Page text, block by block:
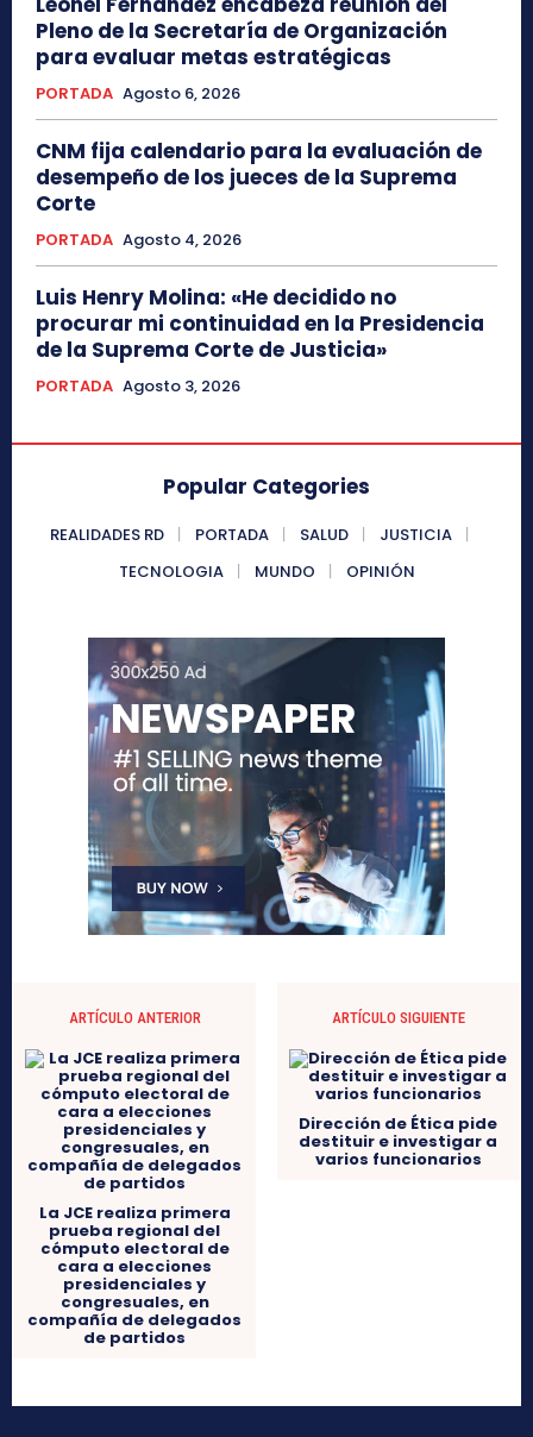
Pleno de la Secretaría de Organización
para evaluar metas estratégicas
PORTADA Agosto 6, 2026
CNM fija calendario para la evaluación de
desempeño de los jueces de la Suprema
Corte
PORTADA Agosto 4, 2026
Luis Henry Molina: «He decidido no
procurar mi continuidad en la Presidencia
de la Suprema Corte de Justicia»
PORTADA Agosto 3, 2026
Popular Categories
REALIDADES RD PORTADA SALUD
JUSTICIA
TECNOLOGIA
MUNDO OPINIÓN
ARTÍCULO ANTERIOR
La JCE realiza primera
prueba regional del
cómputo electoral de
cara a elecciones
presidenciales y
congresuales, en
compañía de delegados
de partidos
ARTÍCULO SIGUIENTE
Dirección de Ética pide
destituir e investigar a
varios funcionarios